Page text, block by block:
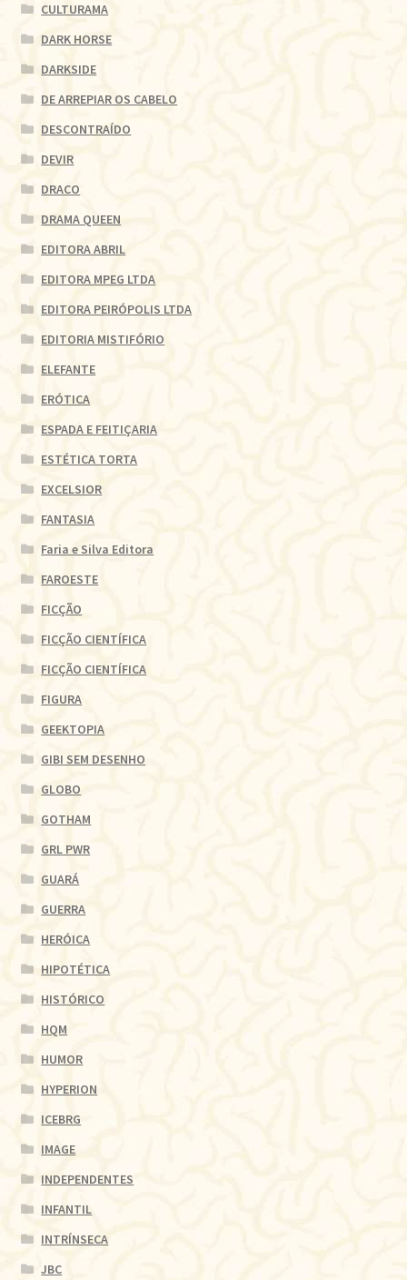
CULTURAMA
DARK HORSE
DARKSIDE
DE ARREPIAR OS CABELO
DESCONTRAÍDO
DEVIR
DRACO
DRAMA QUEEN
EDITORA ABRIL
EDITORA MPEG LTDA
EDITORA PEIRÓPOLIS LTDA
EDITORIA MISTIFÓRIO
ELEFANTE
ERÓTICA
ESPADA E FEITIÇARIA
ESTÉTICA TORTA
EXCELSIOR
FANTASIA
Faria e Silva Editora
FAROESTE
FICÇÃO
FICÇÃO CIENTÍFICA
FICÇÃO CIENTÍFICA
FIGURA
GEEKTOPIA
GIBI SEM DESENHO
GLOBO
GOTHAM
GRL PWR
GUARÁ
GUERRA
HERÓICA
HIPOTÉTICA
HISTÓRICO
HQM
HUMOR
HYPERION
ICEBRG
IMAGE
INDEPENDENTES
INFANTIL
INTRÍNSECA
JBC